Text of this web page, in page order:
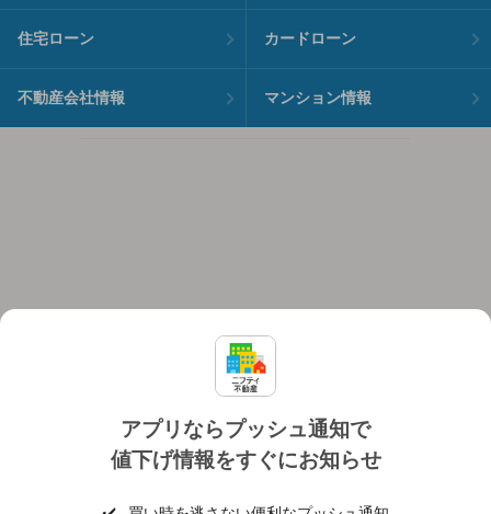
アプリならプッシュ通知で
値下げ情報をすぐにお知らせ
住宅ローン カードローン
不動産会社情報 マンション情報
個人情報保護ポリシー 利用規約